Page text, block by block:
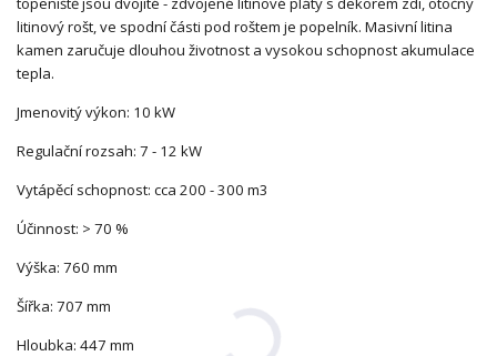
litinový rošt, ve spodní části pod roštem je popelník. Masivní litina
kamen zaručuje dlouhou životnost a vysokou schopnost akumulace
tepla.
Jmenovitý výkon: 10 kW
Regulační rozsah: 7 - 12 kW
Vytápěcí schopnost: cca 200 - 300 m3
Účinnost: > 70 %
Výška: 760 mm
Šířka: 707 mm
Hloubka: 447 mm